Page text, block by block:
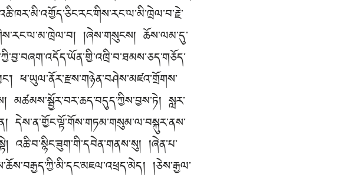
།ཞེས་གསུངས། ཆོས་ལམ་དུ་
ཕ་ཡུལ་ནོར་རྫས་གཉེན་བཤེས་མཛའ་གྲོགས་
མཚམས་སྦྱོར་བར་ཆད་བདུད་ཀྱིས་བྱས་ཏེ། སླར་
དེས་ན་གྱོང་ལྟོ་གོས་གཏམ་གསུམ་ལ་བསྐུར་ནས་
འཆི་བ་སྙིང་ཟུག་གི་དབེན་གནས་སུ། །ཞེན་པ་
།ཅེས་རྒྱལ་